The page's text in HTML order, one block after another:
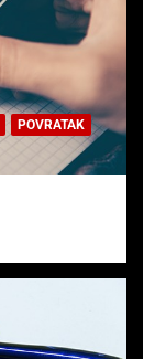
POVRATAK